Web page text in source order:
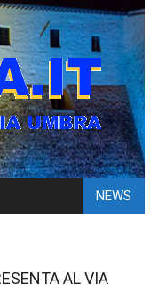
NEWS
AL VIA